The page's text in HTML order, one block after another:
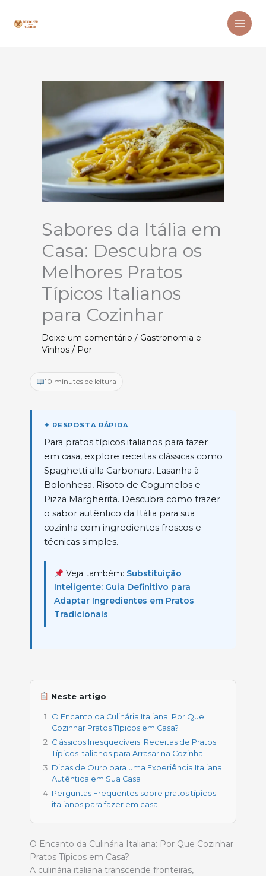
para
Sabores da Itália em
Casa: Descubra os
Melhores Pratos
Típicos Italianos
para Cozinhar
Deixe um comentário / Gastronomia e
Vinhos / Por
10 minutos de leitura
Para pratos típicos italianos para fazer
em casa, explore receitas clássicas como
Spaghetti alla Carbonara, Lasanha à
Bolonhesa, Risoto de Cogumelos e
Pizza Margherita. Descubra como trazer
o sabor autêntico da Itália para sua
cozinha com ingredientes frescos e
técnicas simples.
Veja também: Substituição
Inteligente: Guia Definitivo para
Adaptar Ingredientes em Pratos
Tradicionais
Neste artigo
O Encanto da Culinária Italiana: Por Que
Cozinhar Pratos Típicos em Casa?
Clássicos Inesquecíveis: Receitas de Pratos
Típicos Italianos para Arrasar na Cozinha
Dicas de Ouro para uma Experiência Italiana
Autêntica em Sua Casa
Perguntas Frequentes sobre pratos típicos
italianos para fazer em casa
O Encanto da Culinária Italiana: Por Que Cozinhar
Pratos Típicos em Casa?
A culinária italiana transcende fronteiras,